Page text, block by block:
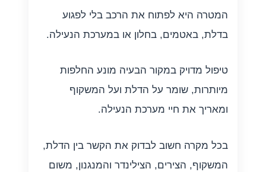
המטרה היא לפתוח את הרכב בלי לפגוע
בדלת, באטמים, בחלון או במערכת הנעילה.
טיפול מדויק במקור הבעיה מונע החלפות
מיותרות, שומר על הדלת ועל המשקוף
ומאריך את חיי מערכת הנעילה.
בכל מקרה חשוב לבדוק את הקשר בין הדלת,
המשקוף, הצירים, הצילינדר והמנגנון, משום